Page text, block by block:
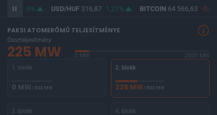
0,9% USD/HUF316,87 1,21% BITCOIN 64 566,63 -
PAKSI ATOMERŐMŰ TELJESÍTMÉNYE
Összteljesítmény
225 MW 0 MW
2000 MW
1. blokk
0 MW/ 500 MW
2. blokk
225 MW/ 500 MW
3. blokk 4. blokk